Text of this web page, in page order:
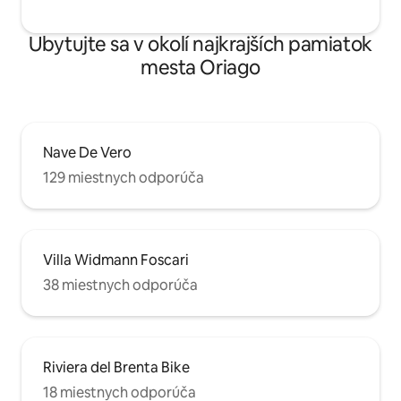
Ubytujte sa v okolí najkrajších pamiatok
mesta Oriago
Nave De Vero
129 miestnych odporúča
Villa Widmann Foscari
38 miestnych odporúča
Riviera del Brenta Bike
18 miestnych odporúča